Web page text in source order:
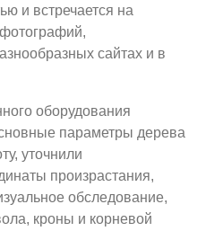
и встречается на
сайтах и в
оборудования
параметры дерева
уточнили
произрастания,
обследование,
кроны и корневой